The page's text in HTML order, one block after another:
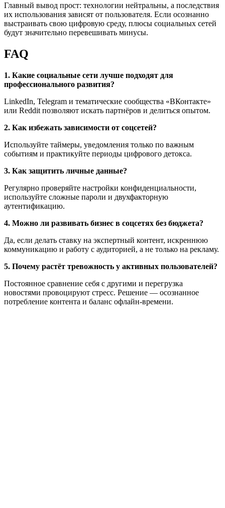
Главный вывод прост: технологии нейтральны, а последствия
их использования зависят от пользователя. Если осознанно
выстраивать свою цифровую среду, плюсы социальных сетей
будут значительно перевешивать минусы.
FAQ
1. Какие социальные сети лучше подходят для
профессионального развития?
LinkedIn, Telegram и тематические сообщества «ВКонтакте»
или Reddit позволяют искать партнёров и делиться опытом.
2. Как избежать зависимости от соцсетей?
Используйте таймеры, уведомления только по важным
событиям и практикуйте периоды цифрового детокса.
3. Как защитить личные данные?
Регулярно проверяйте настройки конфиденциальности,
используйте сложные пароли и двухфакторную
аутентификацию.
4. Можно ли развивать бизнес в соцсетях без бюджета?
Да, если делать ставку на экспертный контент, искреннюю
коммуникацию и работу с аудиторией, а не только на рекламу.
5. Почему растёт тревожность у активных пользователей?
Постоянное сравнение себя с другими и перегрузка
новостями провоцируют стресс. Решение — осознанное
потребление контента и баланс офлайн-времени.